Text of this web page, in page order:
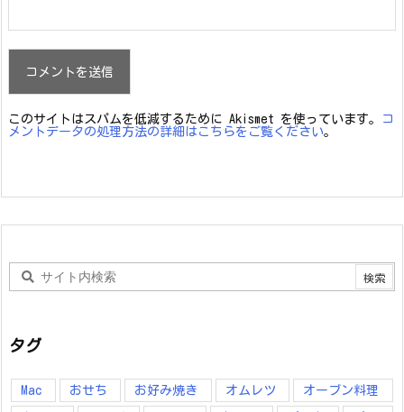
このサイトはスパムを低減するために Akismet を使っています。
コ
メントデータの処理方法の詳細はこちらをご覧ください。
タグ
Mac おせち お好み焼き オムレツ オーブン料理